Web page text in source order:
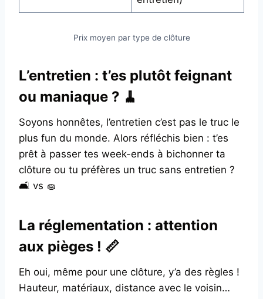
Prix moyen par type de clôture
L’entretien : t’es plutôt feignant
ou maniaque ? 🧹
Soyons honnêtes, l’entretien c’est pas le truc le
plus fun du monde. Alors réfléchis bien : t’es
prêt à passer tes week-ends à bichonner ta
clôture ou tu préfères un truc sans entretien ?
🛋️ vs 🧽
La réglementation : attention
aux pièges ! 📏
Eh oui, même pour une clôture, y’a des règles !
Hauteur, matériaux, distance avec le voisin…